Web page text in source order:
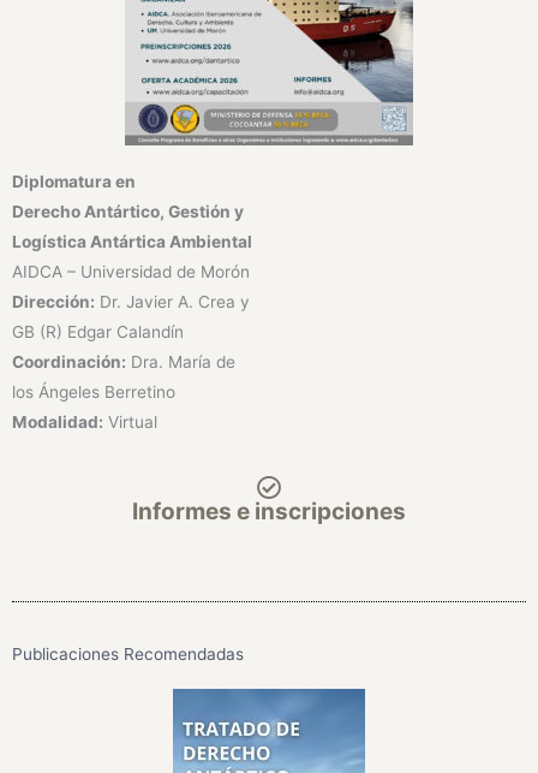
Diplomatura en
DerechoAntártico, Gestión y
Logística Antártica Ambiental
AIDCA – Universidad de Morón
Dirección: Dr. Javier A. Crea y
GB (R) Edgar Calandín
Coordinación: Dra. María de
los Ángeles Berretino
Modalidad: Virtual
Informes e inscripciones
Publicaciones Recomendadas